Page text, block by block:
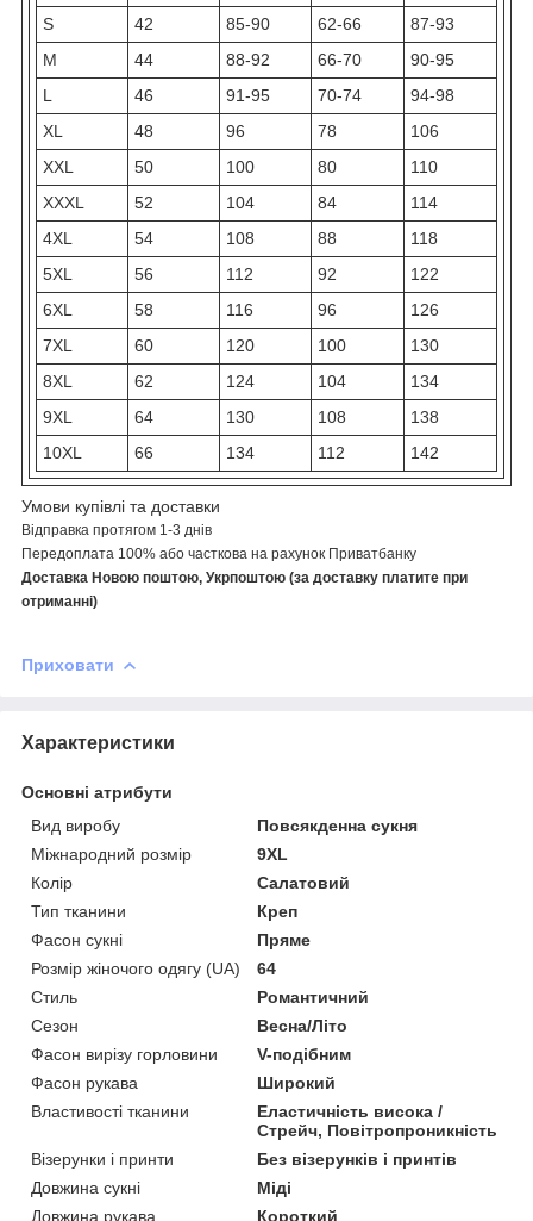
S
42 85-90 62-66
87-93
M
44 88-92 66-70
90-95
L
46 91-95 70-74
94-98
XL
48 96 78
106
XXL
50 100 80
110
XXXL
52 104 84
114
4XL
54 108 88
118
5XL
56 112 92
122
6XL
58 116 96
126
7XL
60 120 100
130
8XL
62 124 104
134
9XL
64 130 108
138
10XL
66 134 112 142
Умови купівлі та доставки
Відправка протягом 1-3 днів
Передоплата 100% або часткова на рахунок Приватбанку
Доставка Новою поштою, Укрпоштою (за доставку платите при
отриманні)
Приховати
Характеристики
Основні атрибути
Вид виробу
Повсякденна сукня
Міжнародний розмір
9XL
Колір
Салатовий
Тип тканини
Креп
Фасон сукні
Пряме
Розмір жіночого одягу (UA)
64
Стиль
Романтичний
Сезон
Весна/Літо
Фасон вирізу горловини
V-подібним
Фасон рукава
Широкий
Властивості тканини
Еластичність висока /
Стрейч, Повітропроникність
Візерунки і принти
Без візерунків і принтів
Довжина сукні
Міді
Довжина рукава
Короткий